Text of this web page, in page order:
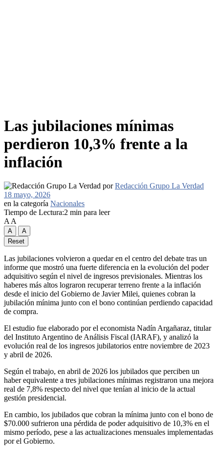
Las jubilaciones mínimas
perdieron 10,3% frente a la
inflación
por Redacción Grupo La Verdad
18 mayo, 2026
en la categoría Nacionales
Tiempo de Lectura:2 min para leer
A A
A
A
Reset
Las jubilaciones volvieron a quedar en el centro del debate tras un
informe que mostró una fuerte diferencia en la evolución del poder
adquisitivo según el nivel de ingresos previsionales. Mientras los
haberes más altos lograron recuperar terreno frente a la inflación
desde el inicio del Gobierno de Javier Milei, quienes cobran la
jubilación mínima junto con el bono continúan perdiendo capacidad
de compra.
El estudio fue elaborado por el economista Nadín Argañaraz, titular
del Instituto Argentino de Análisis Fiscal (IARAF), y analizó la
evolución real de los ingresos jubilatorios entre noviembre de 2023
y abril de 2026.
Según el trabajo, en abril de 2026 los jubilados que perciben un
haber equivalente a tres jubilaciones mínimas registraron una mejora
real de 7,8% respecto del nivel que tenían al inicio de la actual
gestión presidencial.
En cambio, los jubilados que cobran la mínima junto con el bono de
$70.000 sufrieron una pérdida de poder adquisitivo de 10,3% en el
mismo período, pese a las actualizaciones mensuales implementadas
por el Gobierno.